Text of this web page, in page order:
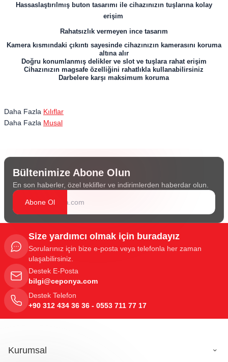
Hassaslaştırılmış buton tasarımı ile cihazınızın tuşlarına kolay
erişim
Rahatsızlık vermeyen ince tasarım
Kamera kısmındaki çıkıntı sayesinde cihazınızın kamerasını koruma
altına alır
Doğru konumlanmış delikler ve slot ve tuşlara rahat erişim
Cihazınızın magsafe özelliğini rahatlıkla kullanabilirsiniz
Darbelere karşı maksimum koruma
Daha Fazla Kılıflar
Daha Fazla Musal
Bültenimize Abone Olun
En son haberler, özel teklifler ve indirimlerden haberdar olun.
Abone Ol
Size yardımcı olmak için buradayız
Sorularınız için bize e-posta veya telefonla her zaman
ulaşabilirsiniz.
Destek E-Posta
bilgi@ceponya.com
Destek Telefon
+90 312 434 36 36 - 0553 711 77 17
Kurumsal